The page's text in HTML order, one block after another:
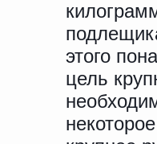
этого
цель